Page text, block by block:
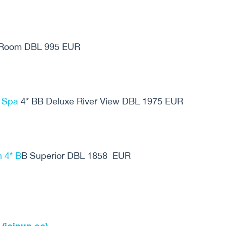
DBL 995 EUR
4* BB Deluxe River View DBL 1975 EUR
4* BB Superior DBL 1858 EUR